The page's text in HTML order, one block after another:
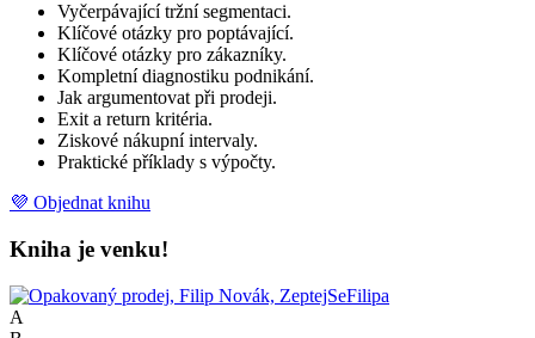
Vyčerpávající tržní segmentaci.
Klíčové otázky pro poptávající.
Klíčové otázky pro zákazníky.
Kompletní diagnostiku podnikání.
Jak argumentovat při prodeji.
Exit a return kritéria.
Ziskové nákupní intervaly.
Praktické příklady s výpočty.
💜 Objednat knihu
Kniha je venku!
A